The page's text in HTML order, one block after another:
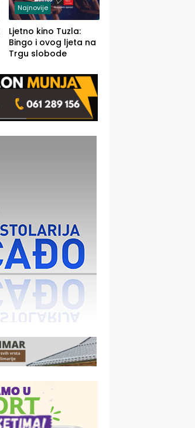
Najnovije
Ljetno kino Tuzla:
Bingo i ovog ljeta na
Trgu slobode